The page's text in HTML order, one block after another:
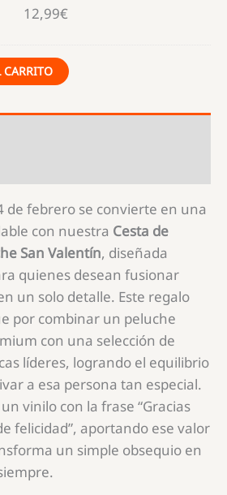
Amor
12,99€
CARRITO
de febrero se convierte en una
con nuestra Cesta de
San Valentín, diseñada
quienes desean fusionar
un solo detalle. Este regalo
por combinar un peluche
con una selección de
líderes, logrando el equilibrio
a esa persona tan especial.
vinilo con la frase “Gracias
felicidad”, aportando ese valor
un simple obsequio en